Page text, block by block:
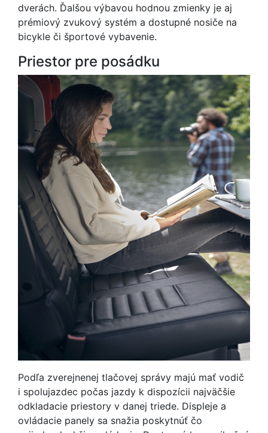
dverách. Ďalšou výbavou hodnou zmienky je aj
prémiový zvukový systém a dostupné nosiče na
bicykle či športové vybavenie.
Priestor pre posádku
Podľa zverejnenej tlačovej správy majú mať vodič
i spolujazdec počas jazdy k dispozícii najväčšie
odkladacie priestory v danej triede. Displeje a
ovládacie panely sa snažia poskytnúť čo